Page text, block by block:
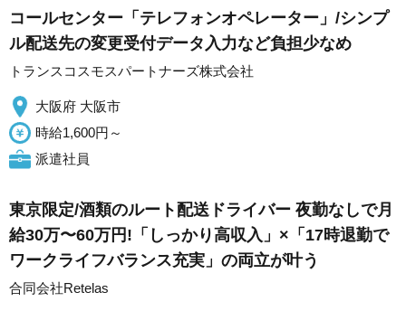
コールセンター「テレフォンオペレーター」/シンプ
ル配送先の変更受付データ入力など負担少なめ
トランスコスモスパートナーズ株式会社
大阪府 大阪市
時給1,600円～
派遣社員
東京限定/酒類のルート配送ドライバー 夜勤なしで月
給30万〜60万円!「しっかり高収入」×「17時退勤で
ワークライフバランス充実」の両立が叶う
合同会社Retelas